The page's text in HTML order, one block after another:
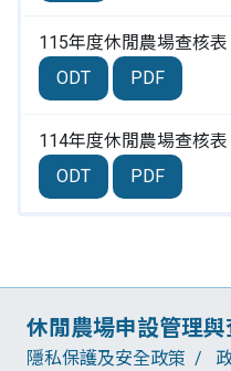
115年度休閒農場查核表
ODT
PDF
114年度休閒農場查核表
ODT
PDF
休閒農場申設管理
隱私保護及安全政策